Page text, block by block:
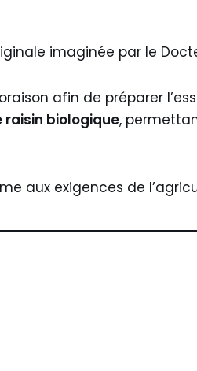
imaginée par le
afin de préparer
raisin biologique,
aux exigences de